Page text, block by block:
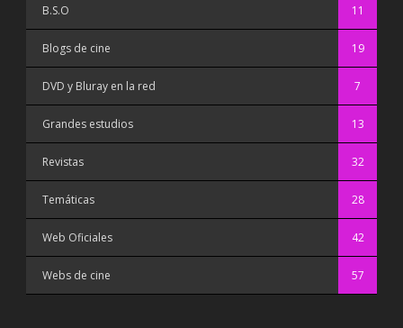
B.S.O 11
Blogs de cine 19
DVD y Bluray en la red 7
Grandes estudios 13
Revistas 32
Temáticas 28
Web Oficiales 42
Webs de cine 57